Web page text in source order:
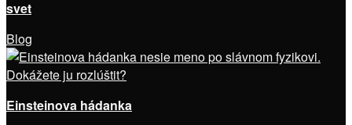
svet
Blog
Einsteinova hádanka